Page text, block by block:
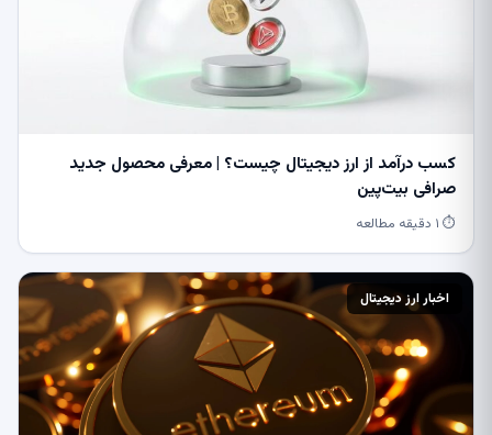
کسب درآمد از ارز دیجیتال چیست؟ | معرفی محصول جدید
صرافی بیت‌پین
⏱ ۱ دقیقه مطالعه
اخبار ارز دیجیتال